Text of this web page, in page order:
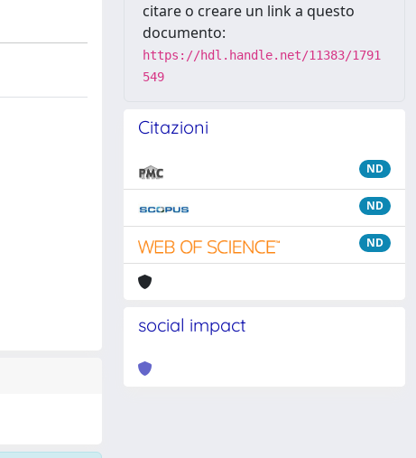
citare o creare un link a questo
documento:
https://hdl.handle.net/11383/1791
549
Citazioni
ND
ND
ND
social impact